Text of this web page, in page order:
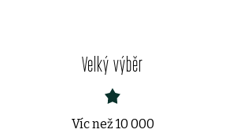
Velký výběr
Víc než 10 000